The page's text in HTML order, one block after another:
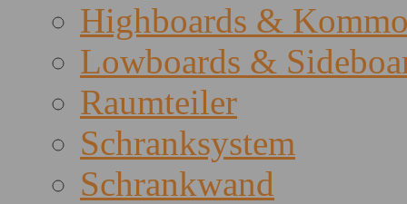
Highboards &
Lowboards &
Raumteiler
Schranksystem
Schrankwand